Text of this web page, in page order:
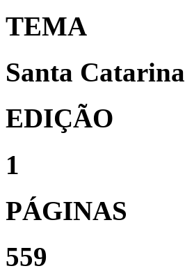
TEMA
Santa Catarina
EDIÇÃO
1
PÁGINAS
559